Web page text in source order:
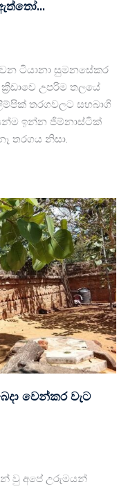
වන ටියානා සුමනසේකර
උපරිම තලයේ
තරගවලට සහබාගි
ඉන්න ජිම්නාස්ටික්
තරගය නිසා.
වෙන්කර වැට
වු අපේ උරුමයන්